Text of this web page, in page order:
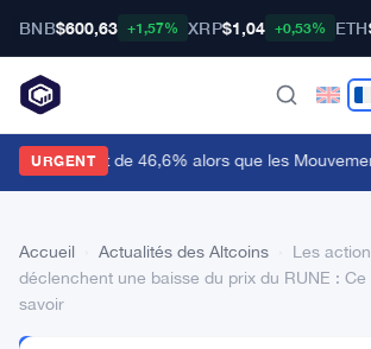
BNB$600,63 +1,57% XRP$1,04 +0,53% ETH
URGENT
Bondit de 46,6% alors que les
Accueil Actualités des Altcoins
Les
déclenchent une baisse du prix du RUNE : Ce
savoir